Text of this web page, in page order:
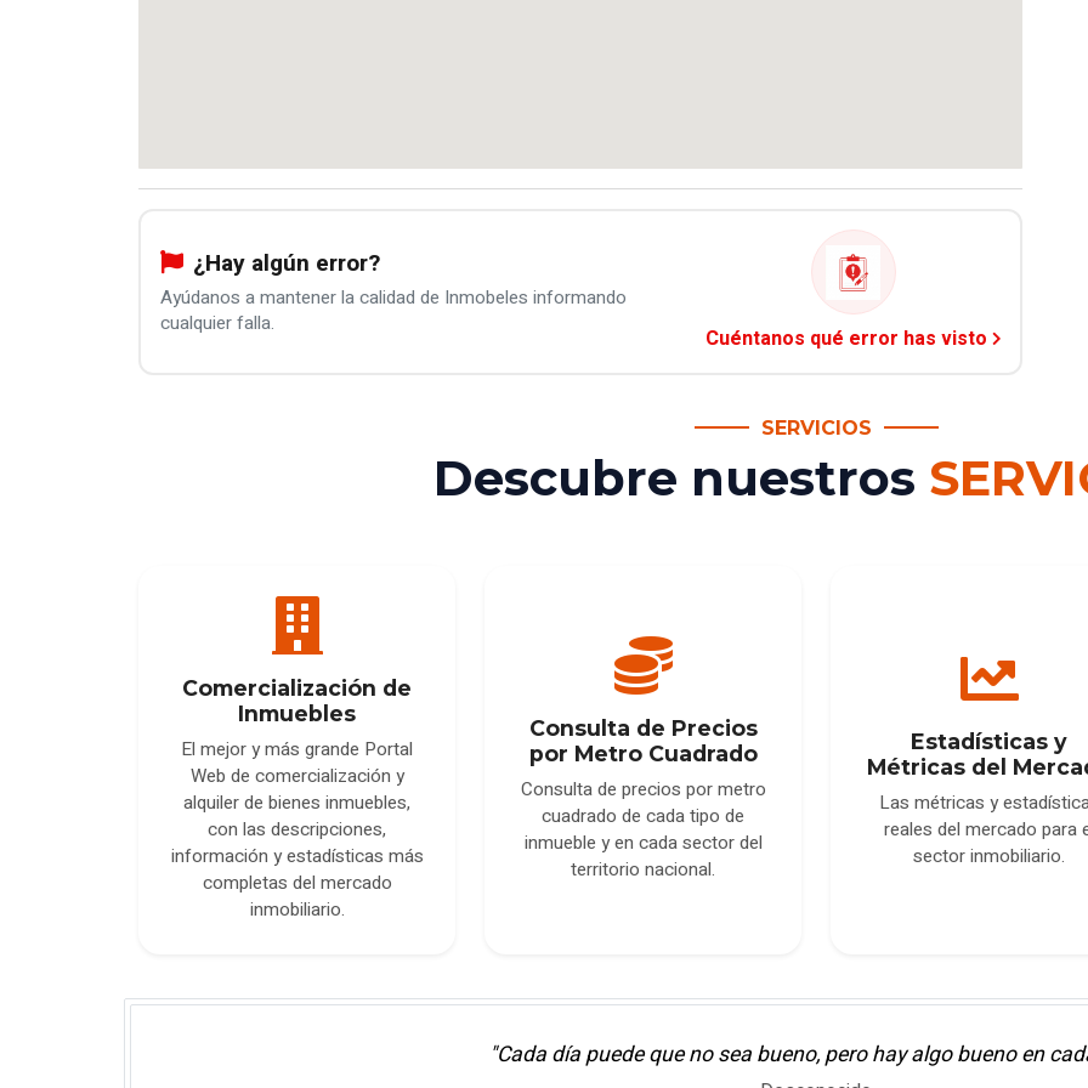
¿Hay algún error?
Ayúdanos a mantener la calidad de Inmobeles informando
cualquier falla.
Cuéntanos qué error has visto
SERVICIOS
Descubre nuestros
Comercialización de
Inmuebles
El mejor y más grande Portal
Web de comercialización y
alquiler de bienes inmuebles,
con las descripciones,
información y estadísticas más
completas del mercado
inmobiliario.
Consulta de Precios
por Metro Cuadrado
Consulta de precios por metro
cuadrado de cada tipo de
inmueble y en cada sector del
territorio nacional.
Estadísticas y
Métricas del
Las métricas y
reales del mercado para
sector inmobiliario.
"Cada día puede que no sea bueno, pero hay algo bueno en